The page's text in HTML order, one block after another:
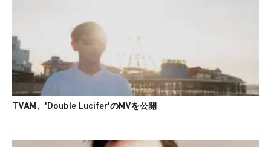
TVAM、'Double Lucifer'のMVを公開